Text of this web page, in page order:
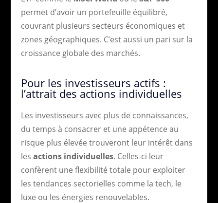
permet d’avoir un portefeuille équilibré,
couvrant plusieurs secteurs économiques et
zones géographiques. C’est aussi un pari sur la
croissance globale des marchés.
Pour les investisseurs actifs :
l’attrait des actions individuelles
Les investisseurs avec plus de connaissances,
du temps à consacrer et une appétence au
risque plus élevée trouveront leur intérêt dans
les actions individuelles. Celles-ci leur
confèrent une flexibilité totale pour exploiter
les tendances sectorielles comme la tech, le
luxe ou les énergies renouvelables.